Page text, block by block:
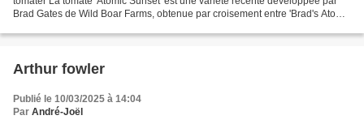
Brad Gates de Wild Boar Farms, obtenue par croisement entre 'Brad's Atomic
Arthur fowler
Publié le 10/03/2025 à 14:04
Par André-Joël